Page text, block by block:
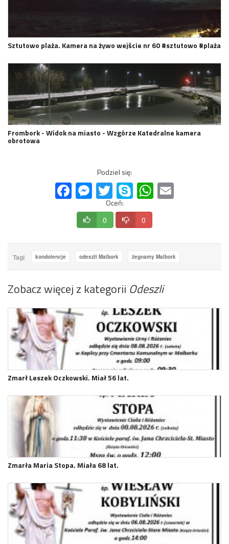
Sztutowo plaża. Kamera na żywo wejście nr 60 #sztutowo #plaża
Frombork - Widok na miasto - Wzgórze Katedralne kamera
obrotowa
Podziel się:
FacebookMessenger
Twitter Skype WhatsApp
Oceń:
0 0
Tagi kondolencje odeszli Malbork żegnamy Malbork
Zobacz więcej z kategorii Odeszli
Zmarł Leszek Oczkowski. Miał 56 lat.
Zmarła Maria Stopa. Miała 68 lat.